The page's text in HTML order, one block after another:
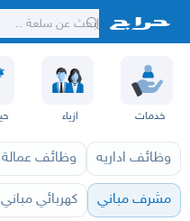
خدمات ازياء
وظائف اداريه وظائف عمالة
مشرف مباني كهربائي مباني